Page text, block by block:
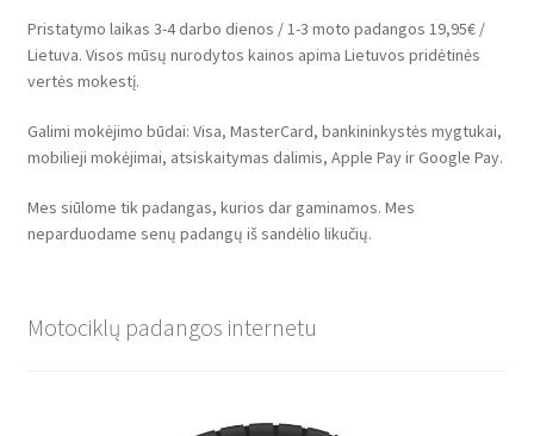
Pristatymo laikas 3-4 darbo dienos / 1-3 moto padangos 19,95€ /
Lietuva. Visos mūsų nurodytos kainos apima Lietuvos pridėtinės
vertės mokestį.
Galimi mokėjimo būdai: Visa, MasterCard, bankininkystės mygtukai,
mobilieji mokėjimai, atsiskaitymas dalimis, Apple Pay ir Google Pay.
Mes siūlome tik padangas, kurios dar gaminamos. Mes
neparduodame senų padangų iš sandėlio likučių.
Motociklų padangos internetu